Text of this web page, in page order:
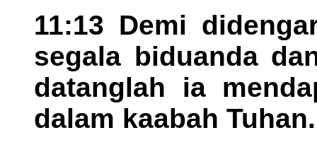
11:13 Demi
segala biduanda
datanglah ia
dalam kaabah Tuhan.